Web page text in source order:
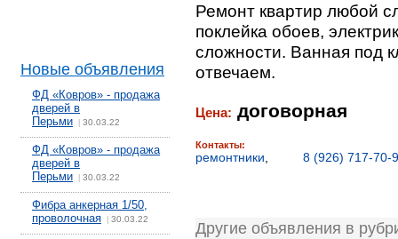
Новые объявления
ФД «Ковров» - продажа
дверей в
Перьми
30.03.22
ФД «Ковров» - продажа
дверей в
Перьми
30.03.22
Фибра анкерная 1/50,
проволочная
30.03.22
Ремонт квартир любой
поклейка обоев,
сложности. Ванная под
отвечаем.
Цена: договорная
Контакты:
ремонтники 8 (926) 717-70-
Другие объявления в